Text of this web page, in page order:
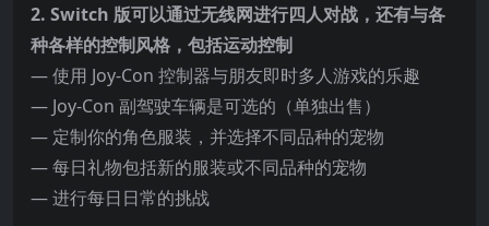
2. Switch 版可以通过无线网进行四人对战，还有与各
种各样的控制风格，包括运动控制
— 使用 Joy-Con 控制器与朋友即时多人游戏的乐趣
— Joy-Con 副驾驶车辆是可选的（单独出售）
— 定制你的角色服装，并选择不同品种的宠物
— 每日礼物包括新的服装或不同品种的宠物
— 进行每日日常的挑战